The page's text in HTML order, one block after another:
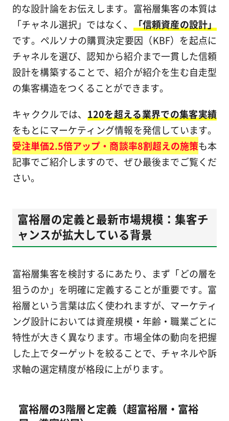
的な設計論をお伝えします。富裕層集客の本質は
「チャネル選択」ではなく、
「信頼資産の設計」
です。ペルソナの購買決定要因（KBF）を起点に
チャネルを選び、認知から紹介まで一貫した信頼
設計を構築することで、紹介が紹介を生む自走型
の集客構造をつくることができます。
キャククルでは、 120を超える業界での集客実績
をもとにマーケティング情報を発信しています。
受注単価2.5倍アップ・商談率8割超えの施策も本
記事でご紹介しますので、ぜひ最後までご覧くだ
さい。
富裕層の定義と最新市場規模：集客チ
ャンスが拡大している背景
富裕層集客を検討するにあたり、まず「どの層を
狙うのか」を明確に定義することが重要です。富
裕層という言葉は広く使われますが、マーケティ
ング設計においては資産規模・年齢・職業ごとに
特性が大きく異なります。市場全体の動向を把握
した上でターゲットを絞ることで、チャネルや訴
求軸の選定精度が格段に上がります。
富裕層の3階層と定義（超富裕層・富裕